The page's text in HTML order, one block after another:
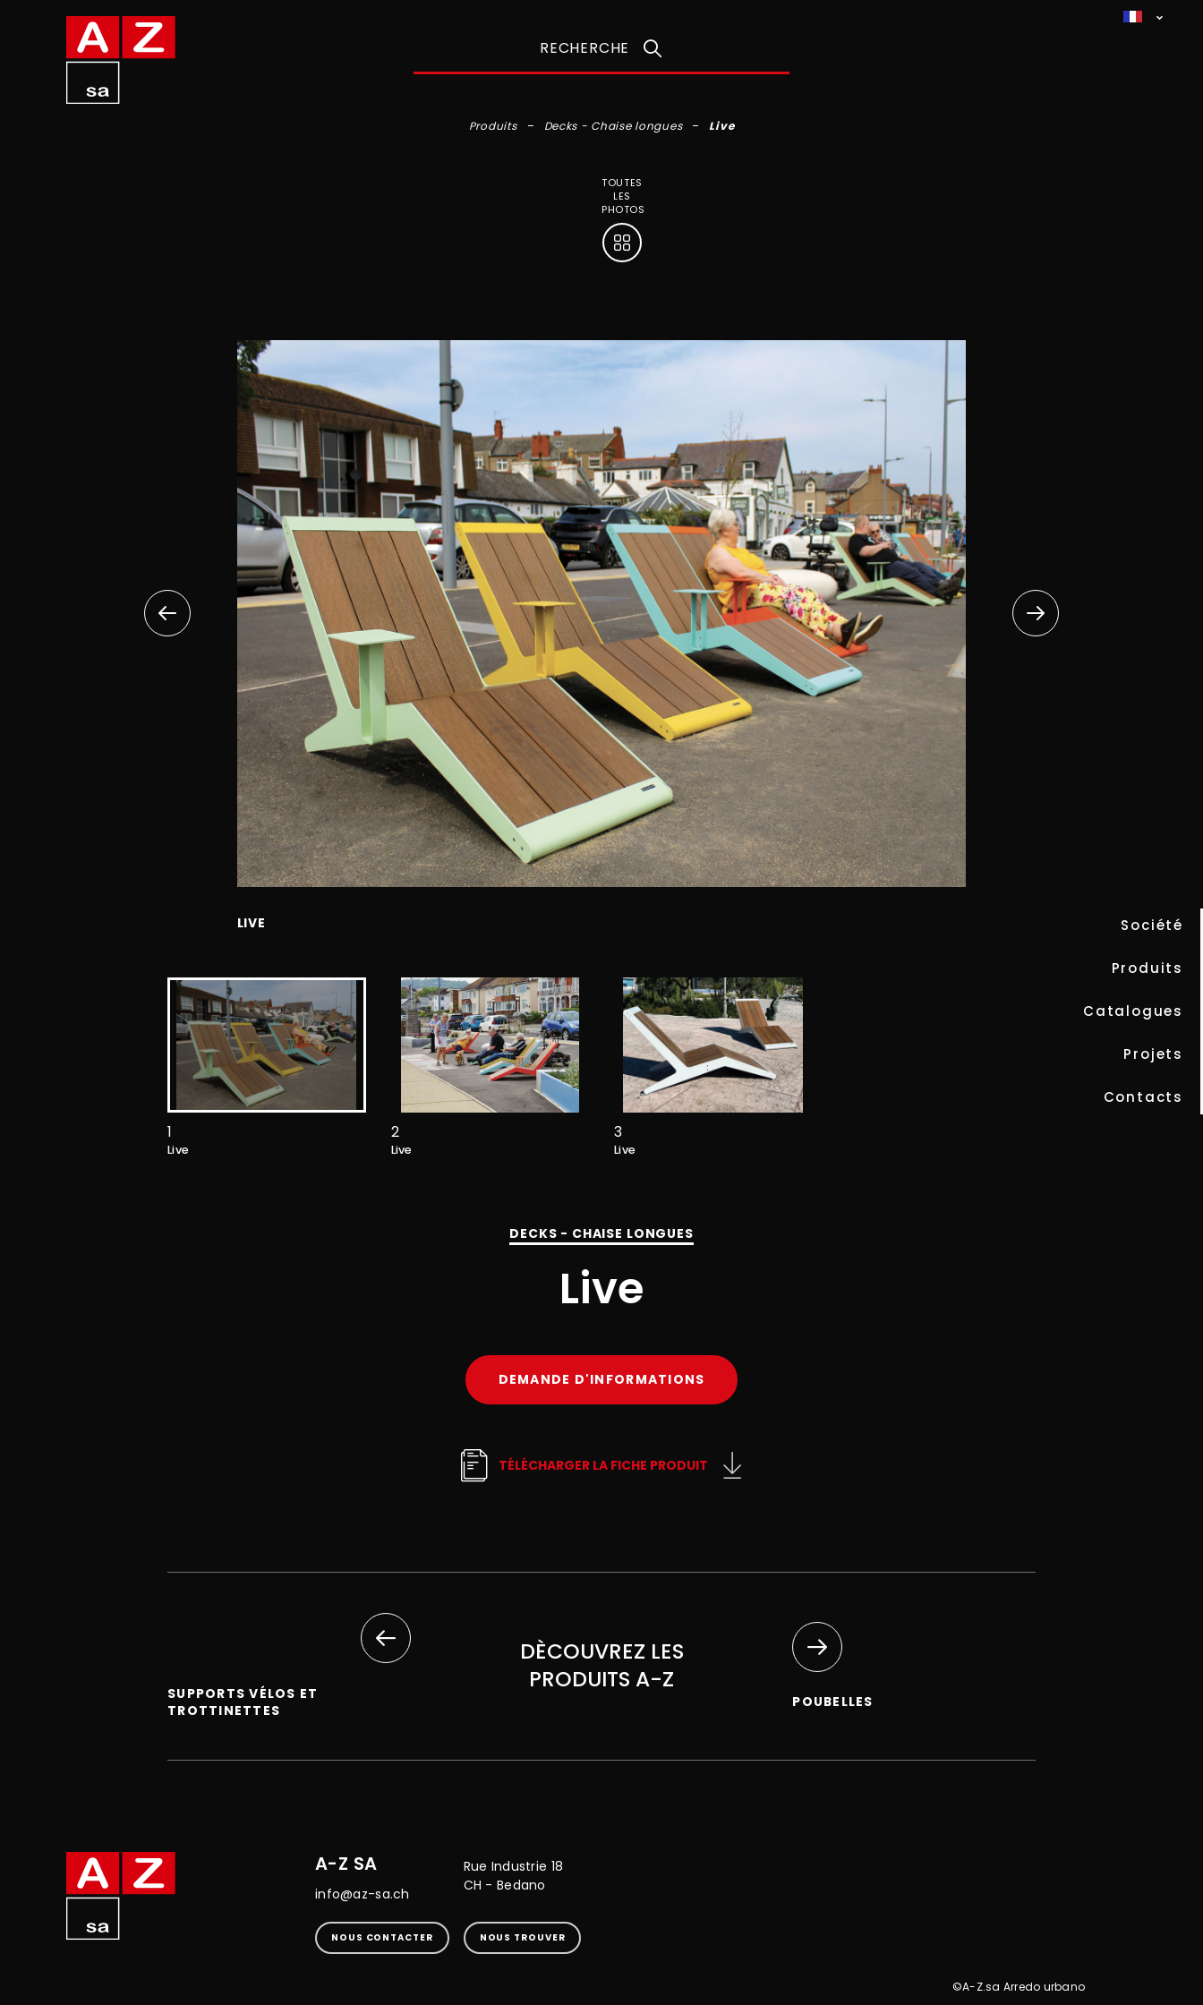
RECHERCHE
Société
Produits
Catalogues
Projets
Contacts
Produits Decks - Chaise longues Live
TOUTES
LES
PHOTOS
LIVE
1
Live
2
Live
3
Live
DECKS - CHAISE LONGUES
Live
DEMANDE D'INFORMATIONS
TÉLÉCHARGER LA FICHE PRODUIT
DÈCOUVREZ LES
PRODUITS A-Z
SUPPORTS VÉLOS ET
TROTTINETTES
POUBELLES
A-Z SA
info@az-sa.ch
NOUS CONTACTER
Rue Industrie 18
CH - Bedano
NOUS TROUVER
©A-Z.sa Arredo urbano